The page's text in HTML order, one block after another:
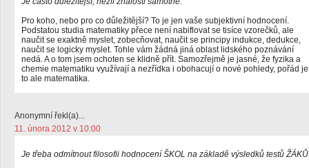
Pro koho, nebo pro co důležitější? To je jen vaše subjektivní hodnocení.
Podstatou studia matematiky přece není nabiflovat se tisíce vzorečků, ale
naučit se exaktně myslet, zobecňovat, naučit se principy indukce, dedukce,
naučit se logicky myslet. Tohle vám žádná jiná oblast lidského poznávání
nedá. A o tom jsem ochoten se klidně přít. Samozřejmě je jasné, že fyzika a
chemie matematiku využívají a nezřídka i obohacují o nové pohledy, pořád je
to ale matematika.
Anonymní řekl(a)...
11. února 2012 v 10:00
Je třeba odmítnout filosofii hodnocení ŠKOL na základě výsledků testů